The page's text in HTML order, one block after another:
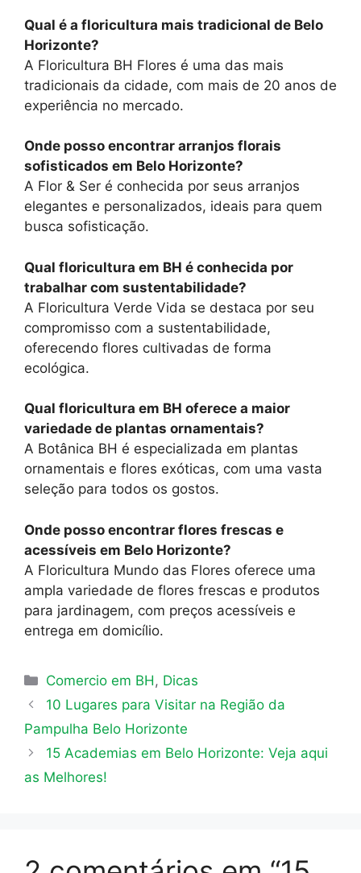
Qual é a floricultura mais tradicional de Belo
Horizonte?
A Floricultura BH Flores é uma das mais
tradicionais da cidade, com mais de 20 anos de
experiência no mercado.
Onde posso encontrar arranjos florais
sofisticados em Belo Horizonte?
A Flor & Ser é conhecida por seus arranjos
elegantes e personalizados, ideais para quem
busca sofisticação.
Qual floricultura em BH é conhecida por
trabalhar com sustentabilidade?
A Floricultura Verde Vida se destaca por seu
compromisso com a sustentabilidade,
oferecendo flores cultivadas de forma
ecológica.
Qual floricultura em BH oferece a maior
variedade de plantas ornamentais?
A Botânica BH é especializada em plantas
ornamentais e flores exóticas, com uma vasta
seleção para todos os gostos.
Onde posso encontrar flores frescas e
acessíveis em Belo Horizonte?
A Floricultura Mundo das Flores oferece uma
ampla variedade de flores frescas e produtos
para jardinagem, com preços acessíveis e
entrega em domicílio.
Categorias
Comercio em BH , Dicas
10 Lugares para Visitar na Região da
Pampulha Belo Horizonte
15 Academias em Belo Horizonte: Veja aqui
as Melhores!